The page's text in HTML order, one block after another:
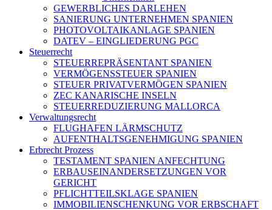
GEWERBLICHES DARLEHEN
SANIERUNG UNTERNEHMEN SPANIEN
PHOTOVOLTAIKANLAGE SPANIEN
DATEV – EINGLIEDERUNG PGC
Steuerrecht
STEUERREPRÄSENTANT SPANIEN
VERMÖGENSSTEUER SPANIEN
STEUER PRIVATVERMÖGEN SPANIEN
ZEC KANARISCHE INSELN
STEUERREDUZIERUNG MALLORCA
Verwaltungsrecht
FLUGHAFEN LÄRMSCHUTZ
AUFENTHALTSGENEHMIGUNG SPANIEN
Erbrecht Prozess
TESTAMENT SPANIEN ANFECHTUNG
ERBAUSEINANDERSETZUNGEN VOR
GERICHT
PFLICHTTEILSKLAGE SPANIEN
IMMOBILIENSCHENKUNG VOR ERBSCHAFT